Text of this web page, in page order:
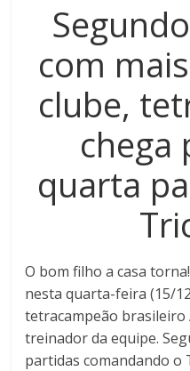
com
clube,
chega
quarta
O bom filho a casa
nesta quarta-feira (15/
tetracampeão
treinador da equipe.
partidas comandando